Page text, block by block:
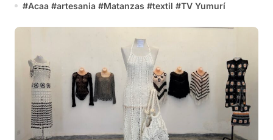
#Acaa #artesania #Matanzas #textil #TV Yumurí